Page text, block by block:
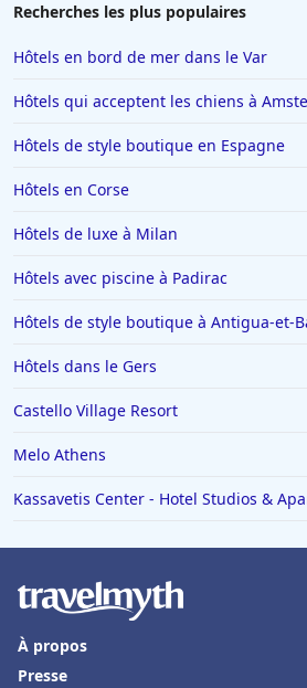
Recherches les plus populaires
Hôtels en bord de mer dans le Var
Hôtels qui acceptent les chiens à
Hôtels de style boutique en Espagne
Hôtels en Corse
Hôtels de luxe à Milan
Hôtels avec piscine à Padirac
Hôtels de style boutique à Antigua-et-
Hôtels dans le Gers
Castello Village Resort
Melo Athens
Kassavetis Center - Hotel Studios &
À propos
Presse